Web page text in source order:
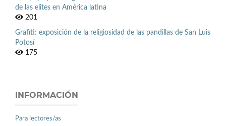
de las elites en América latina
201
Grafiti: exposición de la religiosidad de las pandillas de San Luis
Potosí
175
INFORMACIÓN
Para lectores/as